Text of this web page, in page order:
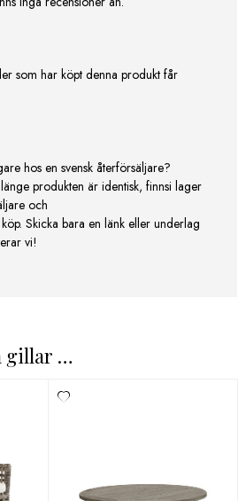
som har köpt denna produkt får
hos en svensk återförsäljare?
produkten är identisk, finnsi lager
och
Skicka bara en länk eller underlag
vi!
gillar …